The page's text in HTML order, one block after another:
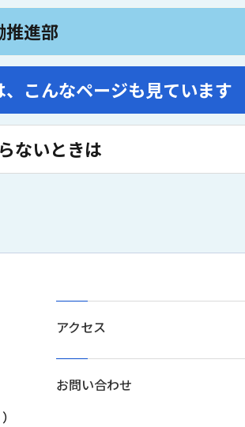
推進部
こんなページも見ています
ないときは
アクセス
お問い合わせ